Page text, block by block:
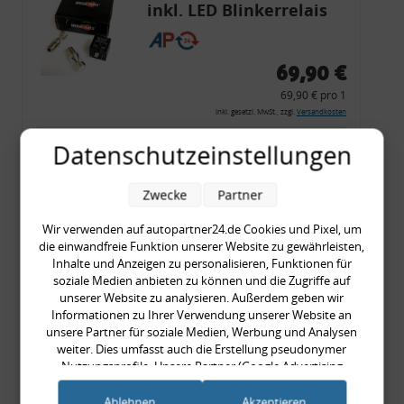
inkl. LED Blinkerrelais
CF 14
69,90 €
69,90 € pro 1
inkl. gesetzl. MwSt., zzgl. Versandkosten
Merkzettel
Rückleuchtenband mit
Blinker, rot, US-Ecken,
Audi 80 Cabrio, Typ 89,
OE-Nr.: 8G0945225 +
8G0945225C
999,99 €
999,99 € pro 1
Datenschutzeinstellungen
Wir verwenden auf autopartner24.de Cookies und Pixel, um
die einwandfreie Funktion unserer Website zu gewährleisten,
Inhalte und Anzeigen zu personalisieren, Funktionen für
soziale Medien anbieten zu können und die Zugriffe auf
unserer Website zu analysieren. Außerdem geben wir
Informationen zu Ihrer Verwendung unserer Website an
unsere Partner für soziale Medien, Werbung und Analysen
weiter. Dies umfasst auch die Erstellung pseudonymer
Nutzungsprofile. Unsere Partner (Google Advertising
Products) führen diese Informationen möglicherweise mit
weiteren Daten zusammen, die Sie ihnen bereitgestellt haben
Zwecke Partner